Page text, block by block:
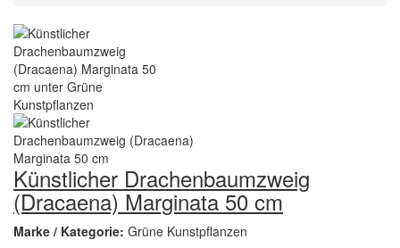
Künstlicher Drachenbaumzweig
(Dracaena) Marginata 50 cm
Marke / Kategorie: Grüne Kunstpflanzen